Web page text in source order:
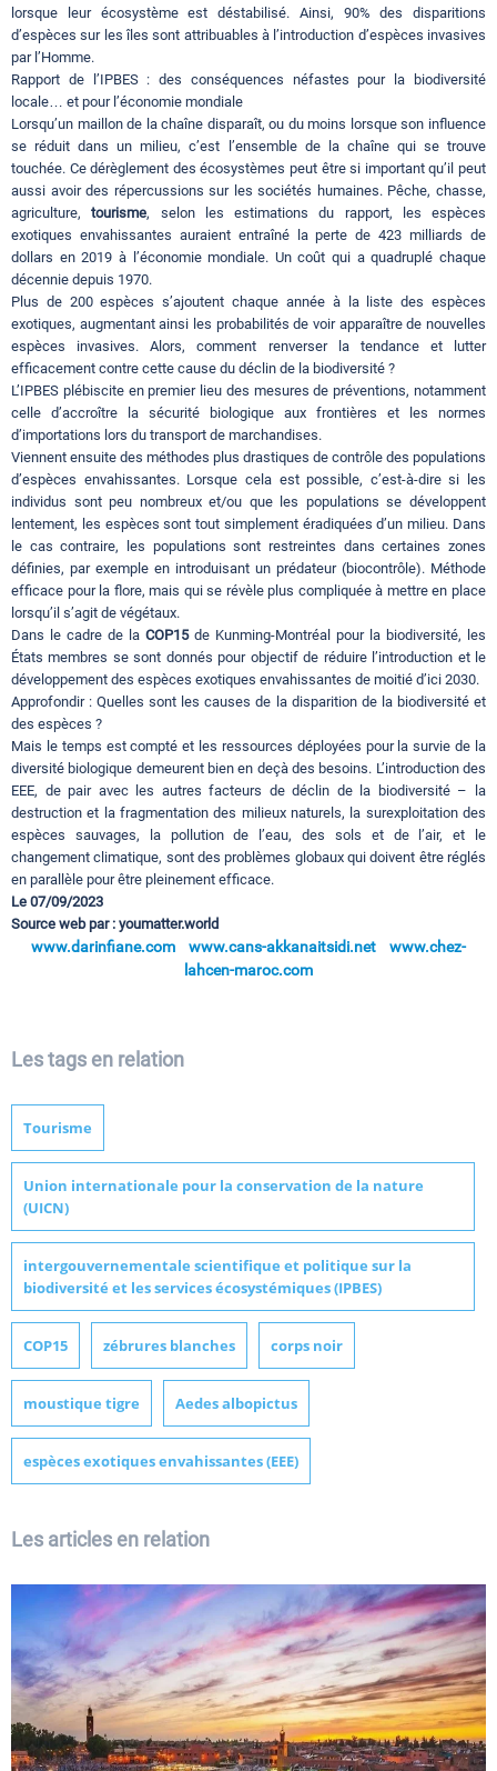
lorsque leur écosystème est déstabilisé. Ainsi, 90% des disparitions
d’espèces sur les îles sont attribuables à l’introduction d’espèces invasives
par l’Homme.
Rapport de l’IPBES : des conséquences néfastes pour la biodiversité
locale… et pour l’économie mondiale
Lorsqu’un maillon de la chaîne disparaît, ou du moins lorsque son influence
se réduit dans un milieu, c’est l’ensemble de la chaîne qui se trouve
touchée. Ce dérèglement des écosystèmes peut être si important qu’il peut
aussi avoir des répercussions sur les sociétés humaines. Pêche, chasse,
agriculture,tourisme, selon les estimations du rapport, les espèces
exotiques envahissantes auraient entraîné la perte de 423 milliards de
dollars en 2019 à l’économie mondiale. Un coût qui a quadruplé chaque
décennie depuis 1970.
Plus de 200 espèces s’ajoutent chaque année à la liste des espèces
exotiques, augmentant ainsi les probabilités de voir apparaître de nouvelles
espèces invasives. Alors, comment renverser la tendance et lutter
efficacement contre cette cause du déclin de la biodiversité ?
L’IPBES plébiscite en premier lieu des mesures de préventions, notamment
celle d’accroître la sécurité biologique aux frontières et les normes
d’importations lors du transport de marchandises.
Viennent ensuite des méthodes plus drastiques de contrôle des populations
d’espèces envahissantes. Lorsque cela est possible, c’est-à-dire si les
individus sont peu nombreux et/ou que les populations se développent
lentement, les espèces sont tout simplement éradiquées d’un milieu. Dans
le cas contraire, les populations sont restreintes dans certaines zones
définies, par exemple en introduisant un prédateur (biocontrôle). Méthode
efficace pour la flore, mais qui se révèle plus compliquée à mettre en place
lorsqu’il s’agit de végétaux.
Dans le cadre de la COP15de Kunming-Montréal pour la biodiversité, les
États membres se sont donnés pour objectif de réduire l’introduction et le
développement des espèces exotiques envahissantes de moitié d’ici 2030.
Approfondir : Quelles sont les causes de la disparition de la biodiversité et
des espèces ?
Mais le temps est compté et les ressources déployées pour la survie de la
diversité biologique demeurent bien en deçà des besoins. L’introduction des
EEE, de pair avec les autres facteurs de déclin de la biodiversité – la
destruction et la fragmentation des milieux naturels, la surexploitation des
espèces sauvages, la pollution de l’eau, des sols et de l’air, et le
changement climatique, sont des problèmes globaux qui doivent être réglés
en parallèle pour être pleinement efficace.
Le 07/09/2023
Source web par : youmatter.world
www.darinfiane.com www.cans-akkanaitsidi.net
www.chez-
lahcen-maroc.com
Les tags en relation
Tourisme
Union internationale pour la conservation de la nature
(UICN)
intergouvernementale scientifique et politique sur la
biodiversité et les services écosystémiques (IPBES)
COP15 zébrures blanches corps noir
moustique tigre Aedes albopictus
espèces exotiques envahissantes (EEE)
Les articles en relation